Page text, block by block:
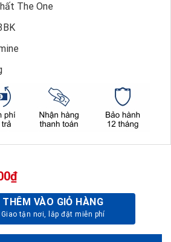
The One
₫
3BK số lượng
THÊM VÀO GIỎ HÀNG